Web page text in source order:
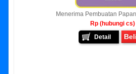
Menerima Pembuatan
Rp (hubungi cs)
Detail
Beli